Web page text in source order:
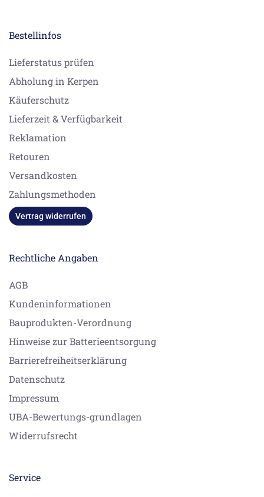
Bestellinfos
Lieferstatus prüfen
Abholung in Kerpen
Käuferschutz
Lieferzeit & Verfügbarkeit
Reklamation
Retouren
Versandkosten
Zahlungsmethoden
Vertrag widerrufen
Rechtliche Angaben
AGB
Kundeninformationen
Bauprodukten-Verordnung
Hinweise zur Batterieentsorgung
Barrierefreiheitserklärung
Datenschutz
Impressum
UBA-Bewertungs-grundlagen
Widerrufsrecht
Service